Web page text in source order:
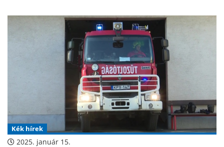
Kék hírek
2025. január 15.